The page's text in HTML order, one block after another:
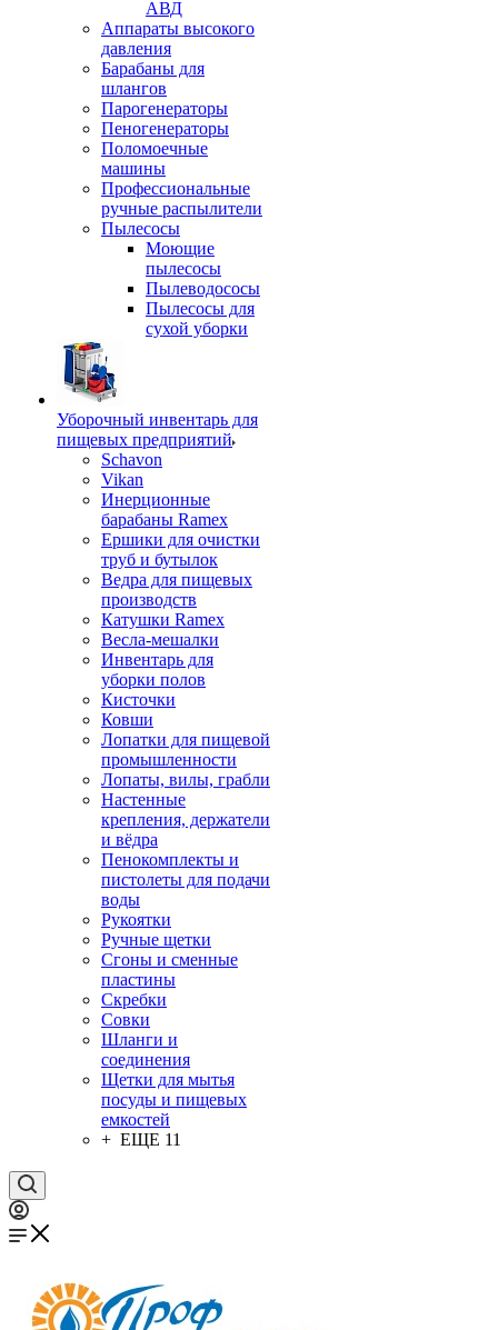
АВД
Аппараты высокого
давления
Барабаны для
шлангов
Парогенераторы
Пеногенераторы
Поломоечные
машины
Профессиональные
ручные распылители
Пылесосы
Моющие
пылесосы
Пылеводососы
Пылесосы для
сухой уборки
Уборочный инвентарь для
пищевых предприятий
Schavon
Vikan
Инерционные
барабаны Ramex
Ершики для очистки
труб и бутылок
Ведра для пищевых
производств
Катушки Ramex
Весла-мешалки
Инвентарь для
уборки полов
Кисточки
Ковши
Лопатки для пищевой
промышленности
Лопаты, вилы, грабли
Настенные
крепления, держатели
и вёдра
Пенокомплекты и
пистолеты для подачи
воды
Рукоятки
Ручные щетки
Сгоны и сменные
пластины
Скребки
Совки
Шланги и
соединения
Щетки для мытья
посуды и пищевых
емкостей
+ ЕЩЕ 11